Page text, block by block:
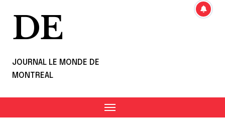
DE
JOURNAL LE MONDE DE
MONTREAL